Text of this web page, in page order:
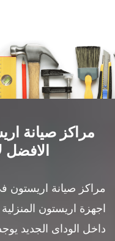
مراكز صيانة
الافضل
مراكز صيانة اريستون
اجهزة اريستون
داخل الوداى الجديد